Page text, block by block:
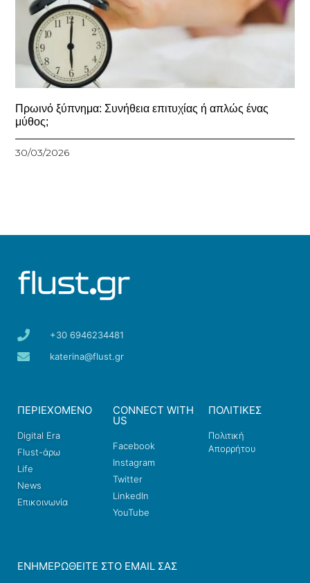
Πρωινό ξύπνημα: Συνήθεια επιτυχίας ή απλώς ένας
μύθος;
30/03/2026
+30 6946234481
katerina@flust.gr
ΠΕΡΙΕΧΟΜΕΝΟ
Digital Era
Flust-άρω
Life
News
Επικοινωνία
CONNECT WITH
US
Facebook
Instagram
Twitter
LinkedIn
YouTube
ΠΟΛΙΤΙΚΕΣ
Πολιτική
Απορρήτου
ΕΝΗΜΕΡΩΘΕΊΤΕ ΣΤΟ EMAIL ΣΑΣ